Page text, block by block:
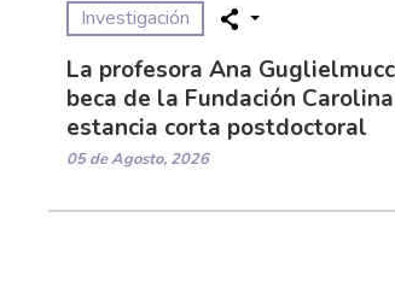
Investigación
La profesora Ana
beca de la Fundación
estancia corta postdoctoral
05 de Agosto, 2026